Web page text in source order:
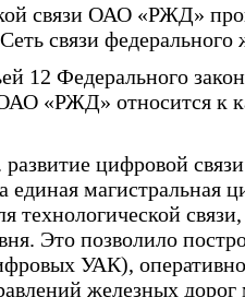
связи ОАО «РЖД»
связи федерального
12 Федерального
«РЖД» относится к
развитие цифровой
единая магистральная
технологической
Это позволило
УАК),
железных